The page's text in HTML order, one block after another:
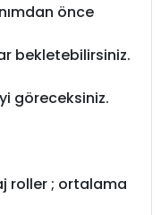
önce
bekletebilirsiniz.
göreceksiniz.
roller ; ortalama